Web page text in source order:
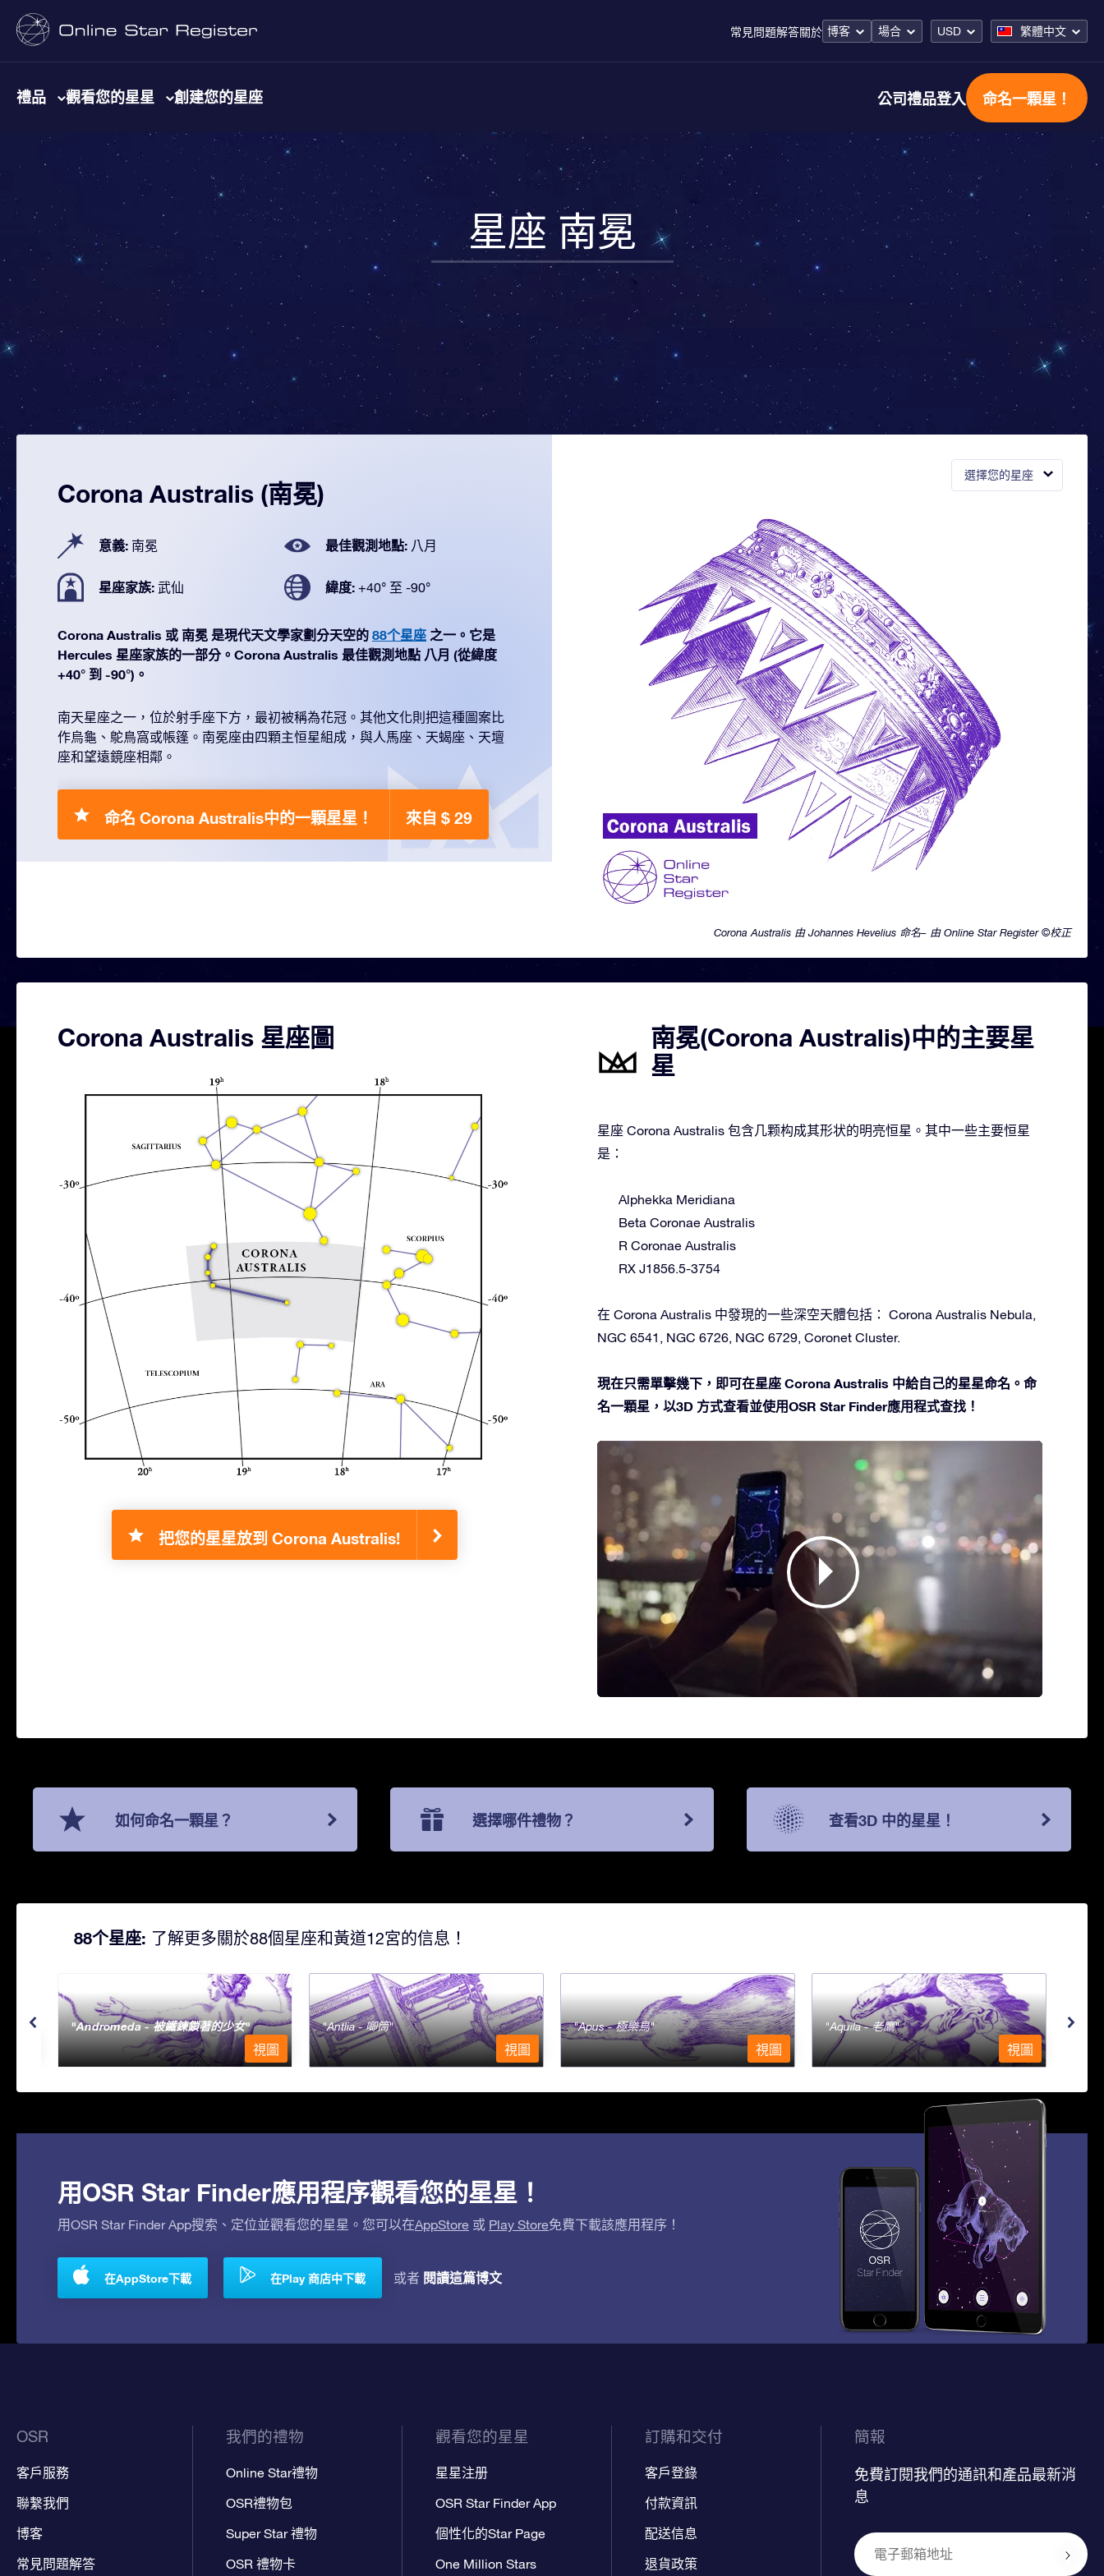
常見問題解答關於 博客 場合 USD 繁體中文
禮品 觀看您的星星 創建您的星座 公司禮品登入 命名一顆星！
星座 南冕
選擇您的星座
Corona Australis 由 Johannes Hevelius 命名– 由 Online Star Register ©校正
Corona Australis (南冕)
意義: 南冕 最佳觀測地點: 八月
星座家族: 武仙 緯度: +40° 至 -90°
Corona Australis 或 南冕 是現代天文學家劃分天空的 88个星座 之一。它是
Hercules 星座家族的一部分。Corona Australis 最佳觀測地點 八月 (從緯度
+40° 到 -90°)。
南天星座之一，位於射手座下方，最初被稱為花冠。其他文化則把這種圖案比
作烏龜、鴕鳥窩或帳篷。南冕座由四顆主恒星組成，與人馬座、天蝎座、天壇
座和望遠鏡座相鄰。
命名 Corona Australis中的一顆星星！ 來自 $ 29
Corona Australis 星座圖
把您的星星放到 Corona Australis!
南冕(Corona Australis)中的主要星
星
星座 Corona Australis 包含几颗构成其形状的明亮恒星。其中一些主要恒星
是：
Alphekka Meridiana
Beta Coronae Australis
R Coronae Australis
RX J1856.5-3754
在 Corona Australis 中發現的一些深空天體包括： Corona Australis Nebula,
NGC 6541, NGC 6726, NGC 6729, Coronet Cluster.
現在只需單擊幾下，即可在星座 Corona Australis 中給自己的星星命名。命
名一顆星，以3D 方式查看並使用OSR Star Finder應用程式查找！
如何命名一顆星？ 選擇哪件禮物？ 查看3D 中的星星！
88个星座: 了解更多關於88個星座和黃道12宮的信息！
Andromeda - 被鐵鍊鎖著的少女
視圖
Antlia - 唧筒
視圖
Apus - 極樂鳥
視圖
Aquila - 老鷹
視圖
用OSR Star Finder應用程序觀看您的星星！
用OSR Star Finder App搜索、定位並觀看您的星星。您可以在AppStore 或 Play Store免費下載該應用程序！
在AppStore下載 在Play 商店中下載 或者 閱讀這篇博文
OSR
客戶服務
聯繫我們
博客
常見問題解答
我們的禮物
Online Star禮物
OSR禮物包
Super Star 禮物
OSR 禮物卡
觀看您的星星
星星注册
OSR Star Finder App
個性化的Star Page
One Million Stars
訂購和交付
客戶登錄
付款資訊
配送信息
退貨政策
簡報
免費訂閱我們的通訊和產品最新消
息